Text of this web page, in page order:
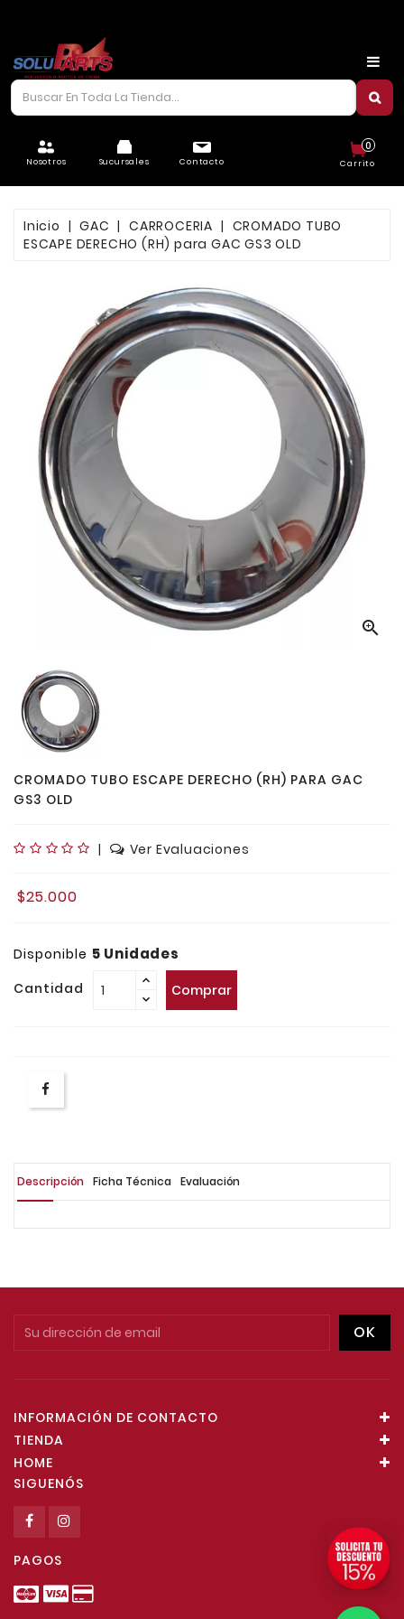
Nosotros Sucursales Contacto Carrito
0
CARROCERÍA
ELÉCTRICO
FRENOS
REFRIGERACIÓN
SUSPENSIÓN
Inicio GAC CARROCERIA
CROMADO TUBO
ESCAPE DERECHO (RH) para GAC GS3 OLD

CROMADO TUBO ESCAPE DERECHO (RH) PARA GAC
GS3 OLD
| Ver Evaluaciones
$25.000
Disponible 5 Unidades
Cantidad Comprar
Descripción Ficha Técnica Evaluación
INFORMACIÓN DE CONTACTO
TIENDA
HOME
SIGUENÓS
PAGOS